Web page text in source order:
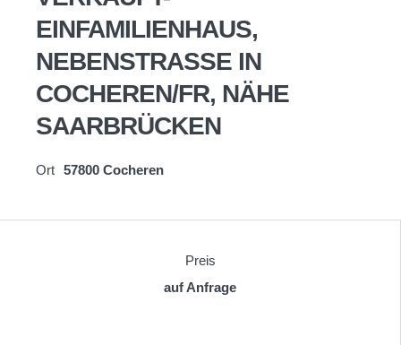
EINFAMILIENHAUS,
NEBENSTRASSE IN
COCHEREN/FR, NÄHE
SAARBRÜCKEN
Ort 57800 Cocheren
Preis
auf Anfrage